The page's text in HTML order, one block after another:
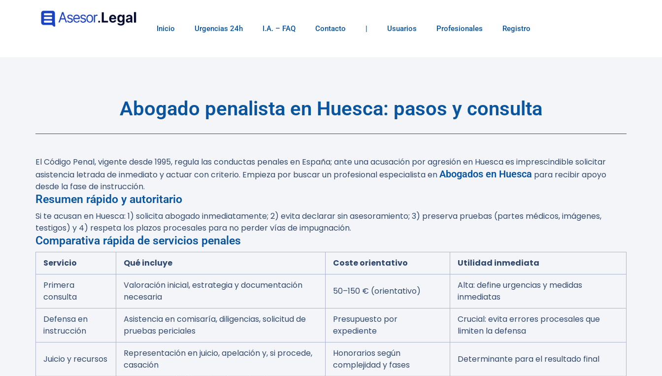
Inicio Urgencias 24h I.A. – FAQ Contacto | Usuarios Profesionales Registro
Abogado penalista en Huesca: pasos y consulta
El Código Penal, vigente desde 1995, regula las conductas penales en España; ante una acusación por agresión en Huesca es imprescindible solicitar
asistencia letrada de inmediato y actuar con criterio. Empieza por buscar un profesional especialista enAbogados en Huesca para recibir apoyo
desde la fase de instrucción.
Resumen rápido y autoritario
Si te acusan en Huesca: 1) solicita abogado inmediatamente; 2) evita declarar sin asesoramiento; 3) preserva pruebas (partes médicos, imágenes,
testigos) y 4) respeta los plazos procesales para no perder vías de impugnación.
Comparativa rápida de servicios penales
Servicio Qué incluye Coste orientativo
Utilidad inmediata
Primera
consulta
Valoración inicial, estrategia y documentación
necesaria
50–150 € (orientativo)
Alta: define urgencias y medidas
inmediatas
Defensa en
instrucción
Asistencia en comisaría, diligencias, solicitud de
pruebas periciales
Presupuesto por
expediente
Crucial: evita errores procesales que
limiten la defensa
Juicio y recursos
Representación en juicio, apelación y, si procede,
casación
Honorarios según
complejidad y fases
Determinante para el resultado final